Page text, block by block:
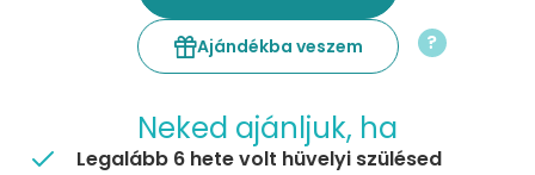
Ajándékba veszem ?
Neked ajánljuk, ha
Legalább 6 hete volt hüvelyi szülésed